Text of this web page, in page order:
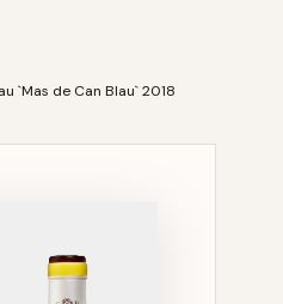
`Mas de Can Blau` 2018